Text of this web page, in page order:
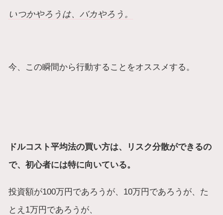
いつかやろうは、バカやろう。
今、この瞬間から行動することをオススメする。
ドルコスト平均法の買い方は、リスク分散ができるの
で、初心者には特に向いている。
投資額が100万円であろうが、10万円であろうが、た
とえ1万円であろうが、